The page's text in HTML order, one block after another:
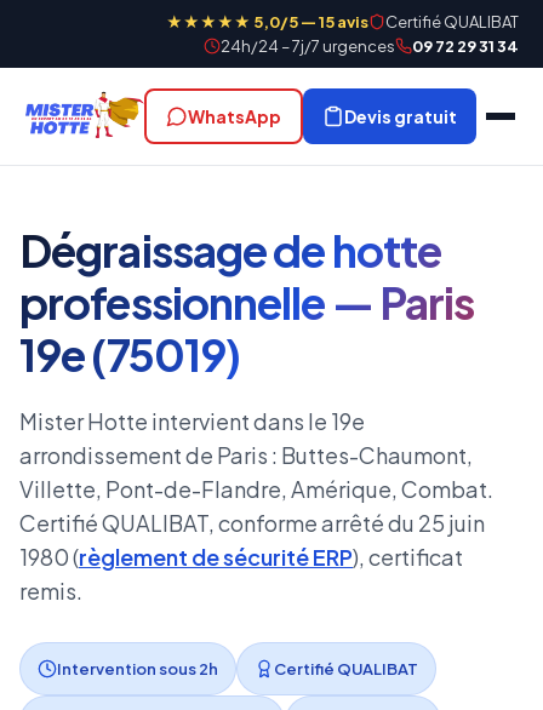
★★★★★ 5,0/5 — 15 avis
Certifié QUALIBAT
24h/24 – 7j/7 urgences
09 72 29 31 34
WhatsApp Devis gratuit
Dégraissage de hotte
professionnelle — Paris
19e (75019)
Mister Hotte intervient dans le 19e
arrondissement de Paris : Buttes-Chaumont,
Villette, Pont-de-Flandre, Amérique, Combat.
Certifié QUALIBAT, conforme arrêté du 25 juin
1980 (règlement de sécurité ERP), certificat
remis.
Intervention sous 2h Certifié QUALIBAT